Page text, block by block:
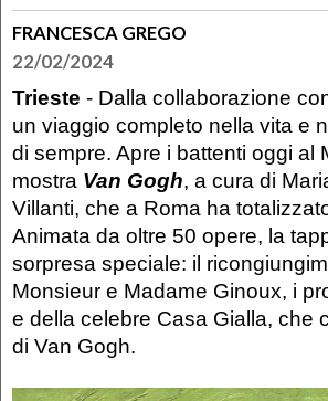
FRANCESCA GREGO
22/02/2024
Trieste - Dalla collaborazione
un viaggio completo nella vita e
di sempre. Apre i battenti oggi al
mostra Van Gogh, a cura di
Villanti, che a Roma ha
Animata da oltre 50 opere, la
sorpresa speciale: il
Monsieur e Madame Ginoux, i
e della celebre Casa Gialla, che
di Van Gogh.